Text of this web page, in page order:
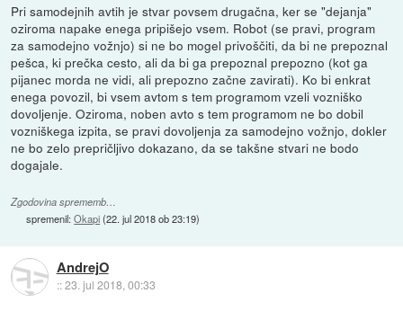
Pri samodejnih avtih je stvar povsem drugačna, ker se "dejanja"
oziroma napake enega pripišejo vsem. Robot (se pravi, program
za samodejno vožnjo) si ne bo mogel privoščiti, da bi ne prepoznal
pešca, ki prečka cesto, ali da bi ga prepoznal prepozno (kot ga
pijanec morda ne vidi, ali prepozno začne zavirati). Ko bi enkrat
enega povozil, bi vsem avtom s tem programom vzeli vozniško
dovoljenje. Oziroma, noben avto s tem programom ne bo dobil
vozniškega izpita, se pravi dovoljenja za samodejno vožnjo, dokler
ne bo zelo prepričljivo dokazano, da se takšne stvari ne bodo
dogajale.
Zgodovina sprememb…
spremenil:Okapi(22. jul 2018 ob 23:19)
AndrejO
::23. jul 2018, 00:33